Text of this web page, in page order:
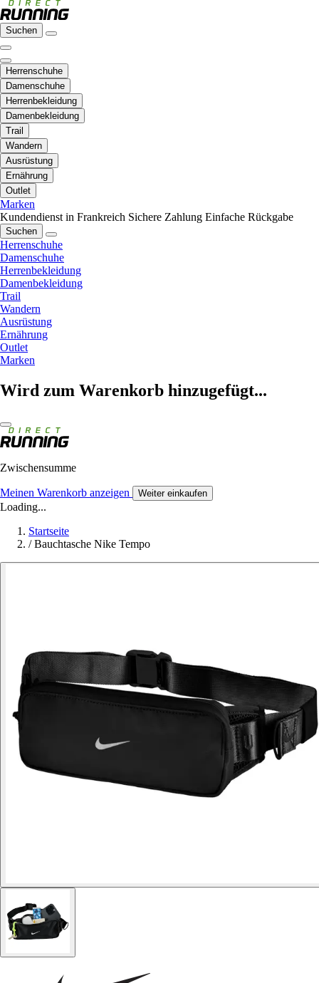
Suchen
Herrenschuhe
Damenschuhe
Herrenbekleidung
Damenbekleidung
Trail
Wandern
Ausrüstung
Ernährung
Outlet
Marken
Kundendienst in Frankreich Sichere Zahlung Einfache Rückgabe
Suchen
Herrenschuhe
Damenschuhe
Herrenbekleidung
Damenbekleidung
Trail
Wandern
Ausrüstung
Ernährung
Outlet
Marken
Wird zum Warenkorb hinzugefügt...
Zwischensumme
Meinen Warenkorb anzeigen Weiter einkaufen
Loading...
Startseite
/ Bauchtasche Nike Tempo